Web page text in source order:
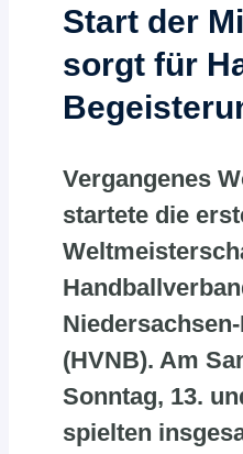
Start der
sorgt für
Vergangenes
startete die
(HVNB). Am
Sonntag, 13.
spielten